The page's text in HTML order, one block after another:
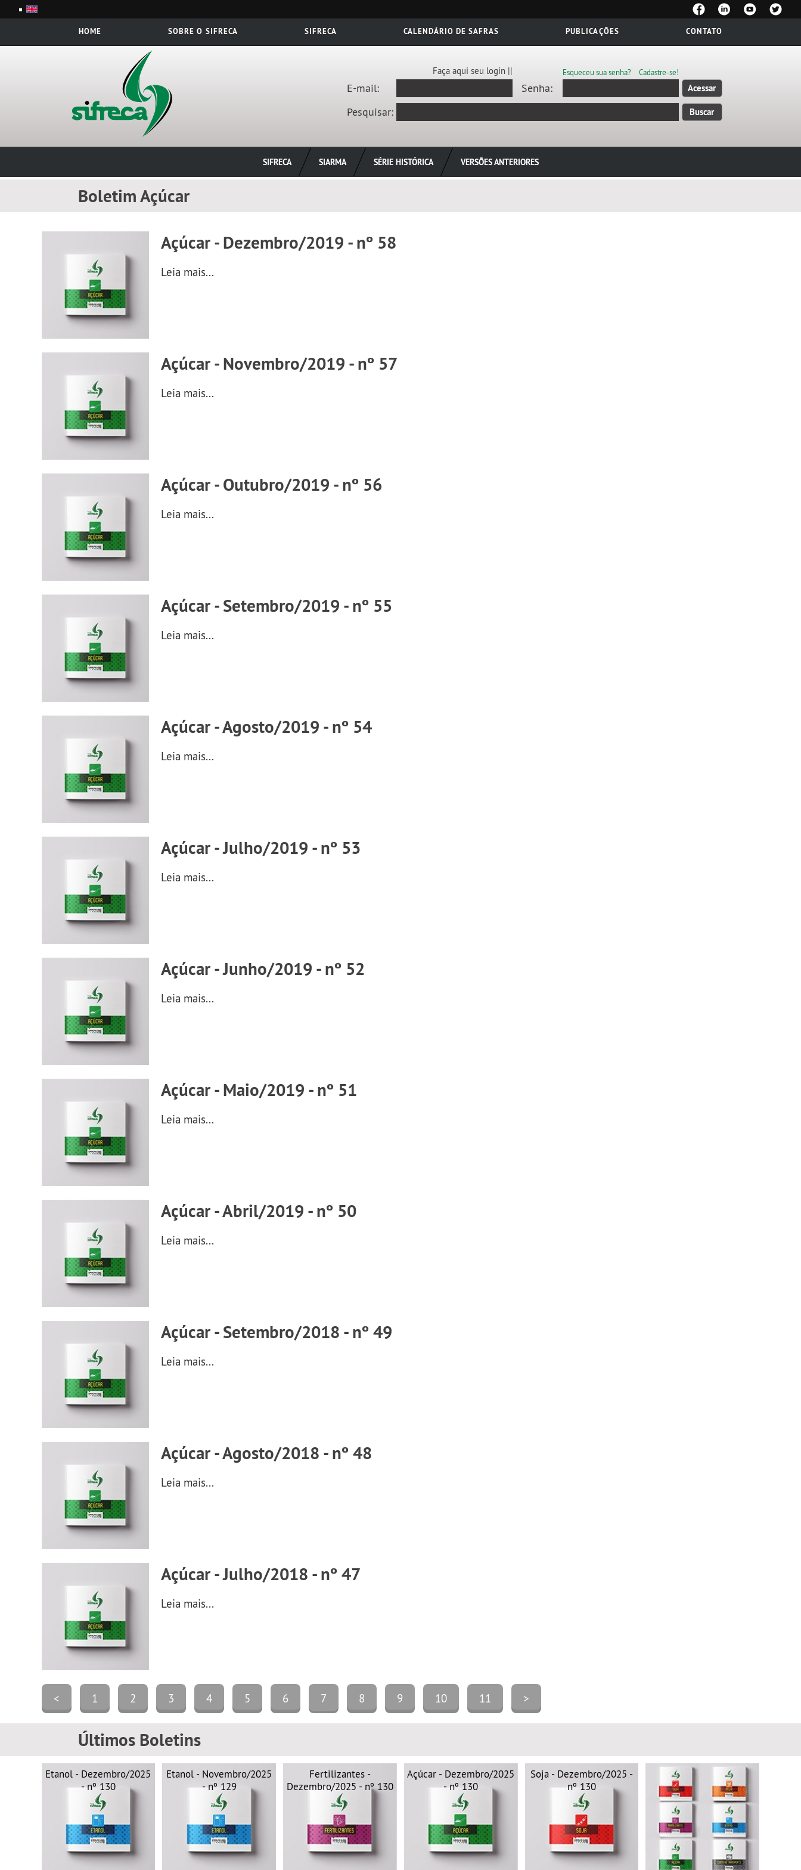
HOME SOBRE O SIFRECA SIFRECA CALENDÁRIO DE SAFRAS PUBLICAÇÕES CONTATO
E-mail:
Faça aqui seu login ||
Senha:
Esqueceu sua senha? Cadastre-se!
Pesquisar:
SIFRECA SIARMA SÉRIE HISTÓRICA VERSÕES ANTERIORES
Boletim Açúcar
Açúcar - Dezembro/2019 - nº 58
Leia mais...
Açúcar - Novembro/2019 - nº 57
Leia mais...
Açúcar - Outubro/2019 - nº 56
Leia mais...
Açúcar - Setembro/2019 - nº 55
Leia mais...
Açúcar - Agosto/2019 - nº 54
Leia mais...
Açúcar - Julho/2019 - nº 53
Leia mais...
Açúcar - Junho/2019 - nº 52
Leia mais...
Açúcar - Maio/2019 - nº 51
Leia mais...
Açúcar - Abril/2019 - nº 50
Leia mais...
Açúcar - Setembro/2018 - nº 49
Leia mais...
Açúcar - Agosto/2018 - nº 48
Leia mais...
Açúcar - Julho/2018 - nº 47
Leia mais...
< 1 2 3 4 5 6 7 8 9 10 11 >
Últimos Boletins
Etanol - Dezembro/2025
- nº 130
Etanol - Novembro/2025
- nº 129
Fertilizantes -
Dezembro/2025 - nº 130
Açúcar - Dezembro/2025
- nº 130
Soja - Dezembro/2025 -
nº 130